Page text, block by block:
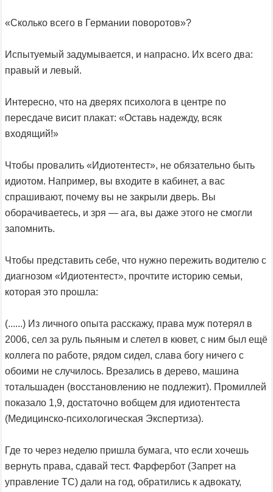
«Сколько всего в Германии поворотов»?
Испытуемый задумывается, и напрасно. Их всего два:
правый и левый.
Интересно, что на дверях психолога в центре по
пересдаче висит плакат: «Оставь надежду, всяк
входящий!»
Чтобы провалить «Идиотентест», не обязательно быть
идиотом. Например, вы входите в кабинет, а вас
спрашивают, почему вы не закрыли дверь. Вы
оборачиваетесь, и зря — ага, вы даже этого не смогли
запомнить.
Чтобы представить себе, что нужно пережить водителю с
диагнозом «Идиотентест», прочтите историю семьи,
которая это прошла:
(......) Из личного опыта расскажу, права муж потерял в
2006, сел за руль пьяным и слетел в кювет, с ним был ещё
коллега по работе, рядом сидел, слава богу ничего с
обоими не случилось. Врезались в дерево, машина
тотальшаден (восстановлению не подлежит). Промиллей
показало 1,9, достаточно вобщем для идиотентеста
(Медицинско-психологическая Экспертиза).
Где то через неделю пришла бумага, что если хочешь
вернуть права, сдавай тест. Фарфербот (Запрет на
управление ТС) дали на год, обратились к адвокату,